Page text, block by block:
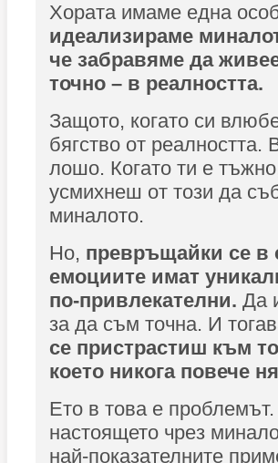
Хората имаме една
идеализираме
че забравяме да
точно – в реалността.
Защото, когато си
бягство от реалността.
лошо. Когато ти е
усмихнеш от този да
миналото.
Но, превръщайки се в
емоциите имат
по-привлекателни. Да
за да съм точна. И
се пристрастиш към
което никога повече
Ето в това е
настоящето чрез
най-показателните